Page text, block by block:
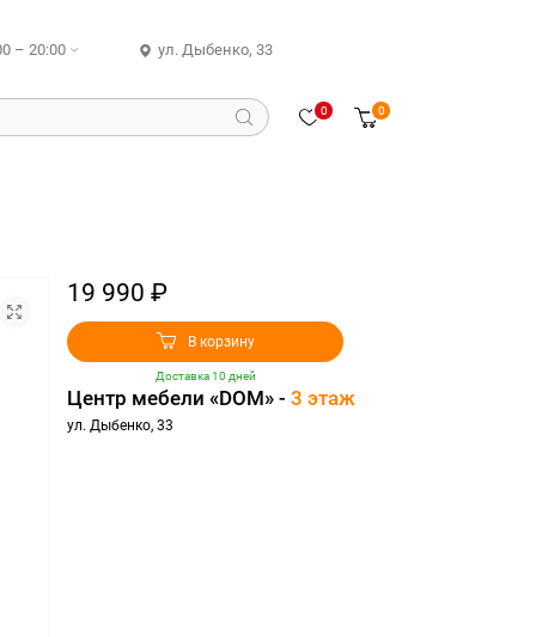
– 20:00 ул. Дыбенко, 33
0 0
19 990 ₽
В корзину
Доставка 10 дней
Центр мебели «DOM» - 3 этаж
ул. Дыбенко, 33